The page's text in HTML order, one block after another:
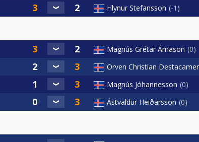
Hlynur Stefansson -1
Magnús Grétar Árnason 0
Orven Christian
Magnús Jóhannesson 0
Ástvaldur Heiðarsson 0